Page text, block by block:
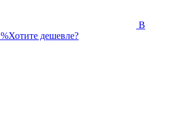
В
%Хотите дешевле?